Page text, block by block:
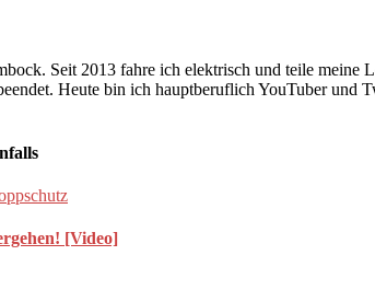
Seit 2013 fahre ich elektrisch und teile meine
Heute bin ich hauptberuflich YouTuber
[Video]